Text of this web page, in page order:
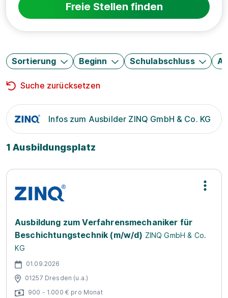
Freie Stellen finden
Sortierung Beginn Schulabschluss
Suche zurücksetzen
Infos zum Ausbilder ZINQ GmbH & Co. KG
1 Ausbildungsplatz
Ausbildung zum Verfahrensmechaniker für
Beschichtungstechnik (m/w/d) ZINQ GmbH & Co.
KG
01.09.2026
01257 Dresden (u.a.)
900 - 1.000 € pro Monat